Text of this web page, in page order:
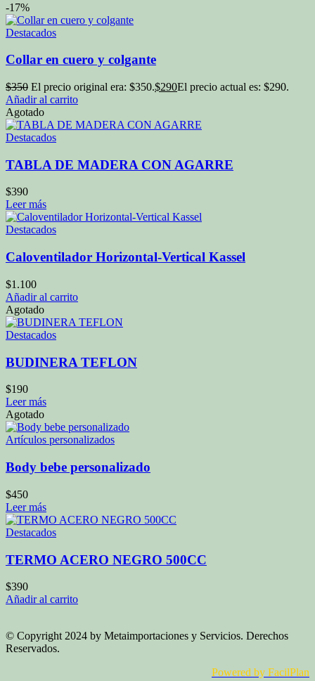
-17%
Destacados
Collar en cuero y colgante
$350 El precio original era: $350.$290El precio actual es: $290.
Añadir al carrito
Agotado
Destacados
TABLA DE MADERA CON AGARRE
$390
Leer más
Destacados
Caloventilador Horizontal-Vertical Kassel
$1.100
Añadir al carrito
Agotado
Destacados
BUDINERA TEFLON
$190
Leer más
Agotado
Artículos personalizados
Body bebe personalizado
$450
Leer más
Destacados
TERMO ACERO NEGRO 500CC
$390
Añadir al carrito
© Copyright 2024 by Metaimportaciones y Servicios. Derechos
Reservados.
Powered by FacilPlan